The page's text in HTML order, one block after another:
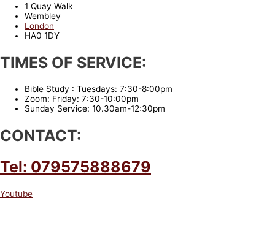
1 Quay Walk
Wembley
London
HA0 1DY
TIMES OF SERVICE:
Bible Study : Tuesdays: 7:30-8:00pm
Zoom: Friday: 7:30-10:00pm
Sunday Service: 10.30am-12:30pm
CONTACT:
Tel: 079575888679
Youtube